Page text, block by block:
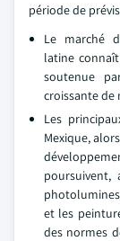
période de
Le marché
latine
soutenue
croissante de
Les
Mexique,
poursuivent,
et les
des normes